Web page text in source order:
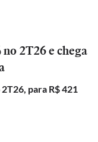
2T26 e chega
para R$ 421